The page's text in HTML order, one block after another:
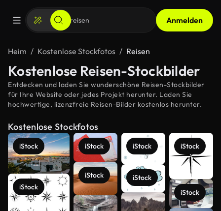
Anmelden
Heim Kostenlose Stockfotos Reisen
Kostenlose Reisen-Stockbilder
Entdecken und laden Sie wunderschöne Reisen-Stockbilder
für Ihre Website oder jedes Projekt herunter. Laden Sie
hochwertige, lizenzfreie Reisen-Bilder kostenlos herunter.
Kostenlose Stockfotos
iStock
iStock
iStock
iStock
iStock
iStock
iStock
iStock